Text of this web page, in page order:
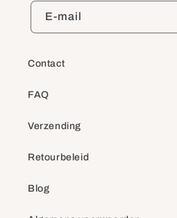
E‑mail
Contact
FAQ
Verzending
Retourbeleid
Blog